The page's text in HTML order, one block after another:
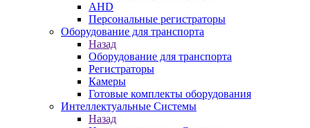
AHD
Персональные регистраторы
Оборудование для транспорта
Назад
Оборудование для транспорта
Регистраторы
Камеры
Готовые комплекты оборудования
Интеллектуальные Системы
Назад